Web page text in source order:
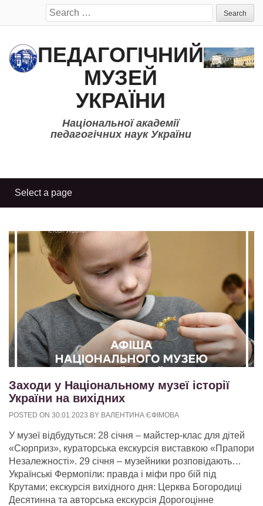
Search
for:
ПЕДАГОГІЧНИЙ
МУЗЕЙ
УКРАЇНИ
Національної академії
педагогічних наук України
Заходи у Національному музеї історії
України на вихідних
POSTED ON 30.01.2023 BY ВАЛЕНТИНА ЄФІМОВА
У музеї відбудуться: 28 січня – майстер-клас для дітей
«Сюрприз», кураторська екскурсія виставкою «Прапори
Незалежності». 29 січня – музейники розповідають…
Українські Фермопіли: правда і міфи про бій під
Крутами; екскурсія вихідного дня: Церква Богородиці
Десятинна та авторська екскурсія Дорогоцінне